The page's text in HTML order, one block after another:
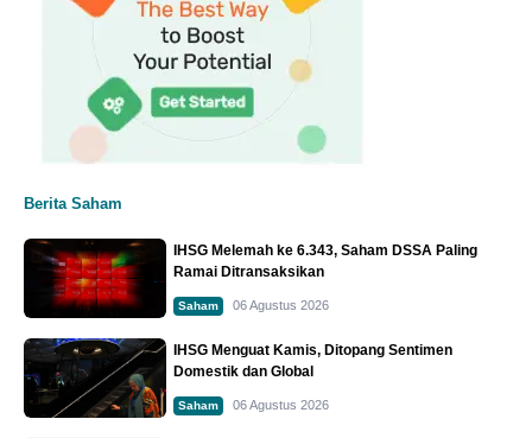
Berita Saham
IHSG Melemah ke 6.343, Saham DSSA Paling
Ramai Ditransaksikan
Saham 06 Agustus 2026
IHSG Menguat Kamis, Ditopang Sentimen
Domestik dan Global
Saham 06 Agustus 2026